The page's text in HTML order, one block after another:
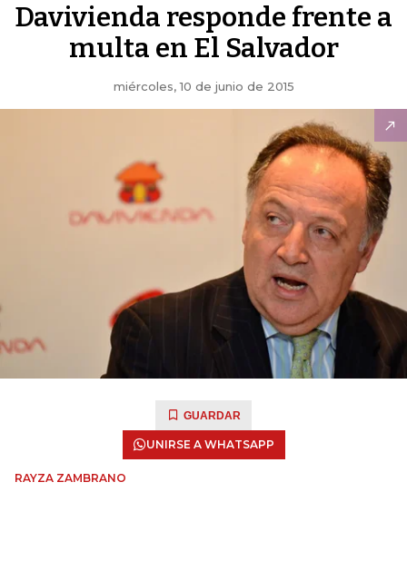
Davivienda responde frente a
multa en El Salvador
miércoles, 10 de junio de 2015
GUARDAR
UNIRSE A WHATSAPP
RAYZA ZAMBRANO